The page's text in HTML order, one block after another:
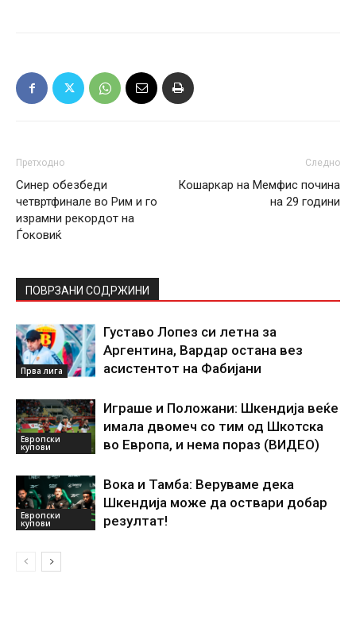
Претходно
Синер обезбеди
четвртфинале во Рим и го
израмни рекордот на
Ѓоковиќ
Следно
Кошаркар на Мемфис почина
на 29 години
ПОВРЗАНИ СОДРЖИНИ
Прва лига
Густаво Лопез си летна за
Аргентина, Вардар остана вез
асистентот на Фабијани
Европски
купови
Играше и Положани: Шкендија веќе
имала двомеч со тим од Шкотска
во Европа, и нема пораз (ВИДЕО)
Европски
купови
Вока и Тамба: Веруваме дека
Шкендија може да оствари добар
резултат!